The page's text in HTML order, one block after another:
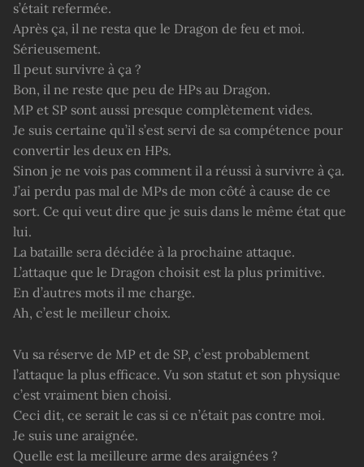
s’était refermée.
Après ça, il ne resta que le Dragon de feu et moi.
Sérieusement.
Il peut survivre à ça ?
Bon, il ne reste que peu de HPs au Dragon.
MP et SP sont aussi presque complètement vides.
Je suis certaine qu’il s’est servi de sa compétence pour
convertir les deux en HPs.
Sinon je ne vois pas comment il a réussi à survivre à ça.
J’ai perdu pas mal de MPs de mon côté à cause de ce
sort. Ce qui veut dire que je suis dans le même état que
lui.
La bataille sera décidée à la prochaine attaque.
L’attaque que le Dragon choisit est la plus primitive.
En d’autres mots il me charge.
Ah, c’est le meilleur choix.
Vu sa réserve de MP et de SP, c’est probablement
l’attaque la plus efficace. Vu son statut et son physique
c’est vraiment bien choisi.
Ceci dit, ce serait le cas si ce n’était pas contre moi.
Je suis une araignée.
Quelle est la meilleure arme des araignées ?